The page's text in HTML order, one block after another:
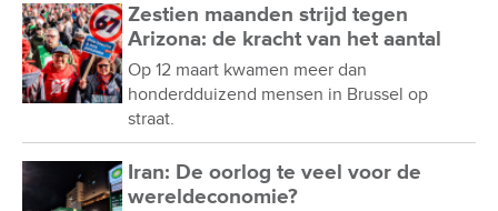
Zestien maanden strijd tegen
Arizona: de kracht van het aantal
Op 12 maart kwamen meer dan
honderdduizend mensen in Brussel op
straat.
Iran: De oorlog te veel voor de
wereldeconomie?